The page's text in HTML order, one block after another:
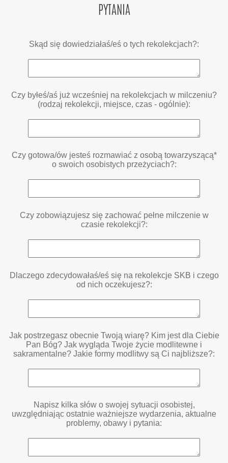
PYTANIA
Skąd się dowiedziałaś/eś o tych rekolekcjach?:
Czy byłeś/aś już wcześniej na rekolekcjach w milczeniu?
(rodzaj rekolekcji, miejsce, czas - ogólnie):
Czy gotowa/ów jesteś rozmawiać z osobą towarzyszącą*
o swoich osobistych przeżyciach?:
Czy zobowiązujesz się zachować pełne milczenie w
czasie rekolekcji?:
Dlaczego zdecydowałaś/eś się na rekolekcje SKB i czego
od nich oczekujesz?:
Jak postrzegasz obecnie Twoją wiarę? Kim jest dla Ciebie
Pan Bóg? Jak wygląda Twoje życie modlitewne i
sakramentalne? Jakie formy modlitwy są Ci najbliższe?:
Napisz kilka słów o swojej sytuacji osobistej,
uwzględniając ostatnie ważniejsze wydarzenia, aktualne
problemy, obawy i pytania: